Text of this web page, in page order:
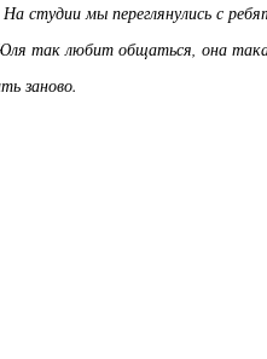
студии мы переглянулись с
так любит общаться, она
заново.